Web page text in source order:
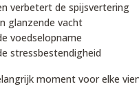
verbetert de spijsvertering
glanzende vacht
voedselopname
stressbestendigheid
moment voor elke